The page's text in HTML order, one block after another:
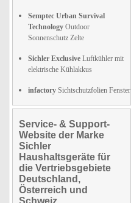
Semptec Urban Survival
Technology Outdoor
Sonnenschutz Zelte
Sichler Exclusive Luftkühler mit
elektrische Kühlakkus
infactory Sichtschutzfolien Fenster
Service- & Support-
Website der Marke
Sichler
Haushaltsgeräte für
die Vertriebsgebiete
Deutschland,
Österreich und
Schweiz